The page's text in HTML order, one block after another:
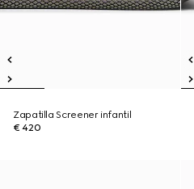
Zapatilla Screener infantil
€ 420